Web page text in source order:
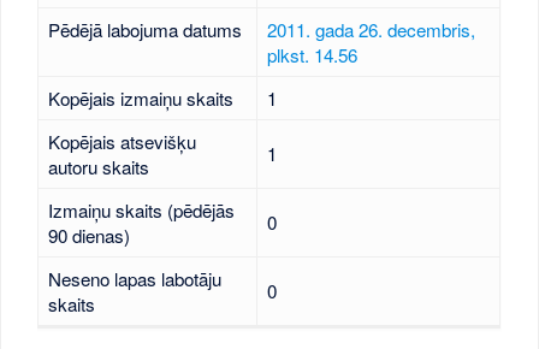
Pēdējā labojuma datums
2011. gada 26. decembris,
plkst. 14.56
Kopējais izmaiņu skaits
1
Kopējais atsevišķu
autoru skaits
1
Izmaiņu skaits (pēdējās
90 dienas)
0
Neseno lapas labotāju
skaits
0